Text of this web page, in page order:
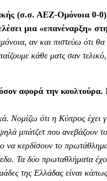
(σ.σ. ΑΕΖ-Ομόνοια 0-
μια «επανέναρξη»
αν και πιστεύω ότι θα
κάθε ματς σαν
αφορά την
Νομίζω ότι η Κύπρος έχει
μπάτζετ που ανεβάζουν
να κερδίσουν το
Τα δύο πρωταθλήματα
της Ελλάδας είναι